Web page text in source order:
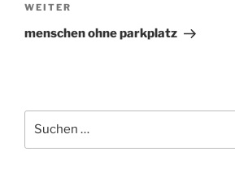
Nächster
Beitrag
WEITER
menschen ohne parkplatz
Suchen